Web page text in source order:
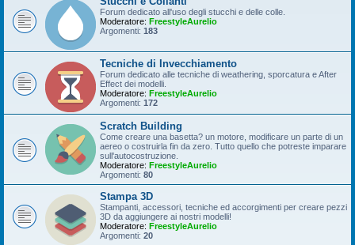
Forum dedicato all'uso degli stucchi e delle colle.
Moderatore: FreestyleAurelio
Argomenti: 183
Tecniche di Invecchiamento
Forum dedicato alle tecniche di weathering, sporcatura e After
Effect dei modelli.
Moderatore: FreestyleAurelio
Argomenti: 172
Scratch Building
Come creare una basetta? un motore, modificare un parte di un
aereo o costruirla fin da zero. Tutto quello che potreste imparare
sull'autocostruzione.
Moderatore: FreestyleAurelio
Argomenti: 80
Stampa 3D
Stampanti, accessori, tecniche ed accorgimenti per creare pezzi
3D da aggiungere ai nostri modelli!
Moderatore: FreestyleAurelio
Argomenti: 20